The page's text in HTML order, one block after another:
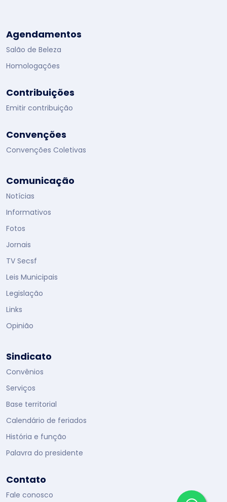
Agendamentos
Salão de Beleza
Homologações
Contribuições
Emitir contribuição
Convenções
Convenções Coletivas
Comunicação
Notícias
Informativos
Fotos
Jornais
TV Secsf
Leis Municipais
Legislação
Links
Opinião
Sindicato
Convênios
Serviços
Base territorial
Calendário de feriados
História e função
Palavra do presidente
Contato
Fale conosco